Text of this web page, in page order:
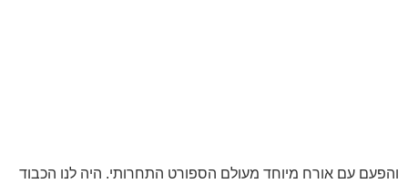
והפעם עם אורח מיוחד מעולם הספורט התחרותי. היה לנו הכבוד